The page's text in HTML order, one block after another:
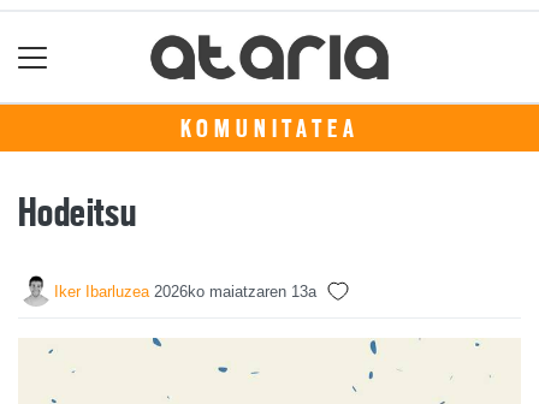
KOMUNITATEA
Hodeitsu
Iker Ibarluzea 2026ko maiatzaren 13a